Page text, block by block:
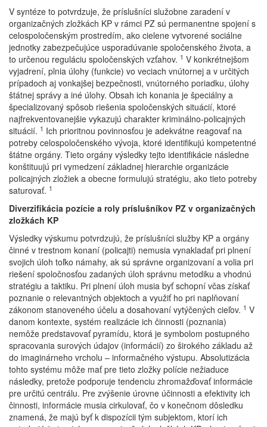
V syntéze to potvrdzuje, že príslušníci služobne zaradení v
organizačných zložkách KP v rámci PZ sú permanentne spojení s
celospoločenským prostredím, ako cielene vytvorené sociálne
jednotky zabezpečujúce usporadúvanie spoločenského života, a
to určenou reguláciu spoločenských vzťahov. 1 V konkrétnejšom
vyjadrení, plnia úlohy (funkcie) vo veciach vnútornej a v určitých
prípadoch aj vonkajšej bezpečnosti, vnútorného poriadku, úlohy
štátnej správy a iné úlohy. Obsah ich konania je špeciálny a
špecializovaný spôsob riešenia spoločenských situácií, ktoré
najfrekventovanejšie vykazujú charakter kriminálno-policajných
situácií. 1 Ich prioritnou povinnosťou je adekvátne reagovať na
potreby celospoločenského vývoja, ktoré identifikujú kompetentné
štátne orgány. Tieto orgány výsledky tejto identifikácie následne
konštituujú pri vymedzení základnej hierarchie organizácie
policajných zložiek a obecne formulujú stratégiu, ako tieto potreby
saturovať. 1
Diverzifikácia pozície a roly príslušníkov PZ v organizačných
zložkách KP
Výsledky výskumu potvrdzujú, že príslušníci služby KP a orgány
činné v trestnom konaní (policajti) nemusia vynakladať pri plnení
svojich úloh toľko námahy, ak sú správne organizovaní a volia pri
riešení spoločnosťou zadaných úloh správnu metodiku a vhodnú
stratégiu a taktiku. Pri plnení úloh musia byť schopní včas získať
poznanie o relevantných objektoch a využiť ho pri naplňovaní
zákonom stanoveného účelu a dosahovaní vytýčených cieľov. 1 V
danom kontexte, systém realizácie ich činnosti (poznania)
nemôže predstavovať pyramídu, ktorá je symbolom postupného
spracovania surových údajov (informácií) zo širokého základu až
do imaginárneho vrcholu – informačného výstupu. Absolutizácia
tohto systému môže mať pre tieto zložky polície nežiaduce
následky, pretože podporuje tendenciu zhromažďovať informácie
pre určitú centrálu. Pre zvýšenie úrovne účinnosti a efektivity ich
činnosti, informácie musia cirkulovať, čo v konečnom dôsledku
znamená, že majú byť k dispozícii tým subjektom, ktorí ich